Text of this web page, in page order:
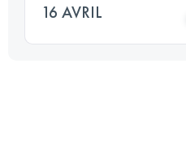
16 AVRIL